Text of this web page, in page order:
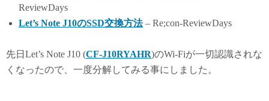
ReviewDays
Let’s Note J10のSSD交換方法– Re;con-ReviewDays
先日Let’s Note J10 (CF-J10RYAHR)のWi-Fiが一切認識されな
くなったので、一度分解してみる事にしました。